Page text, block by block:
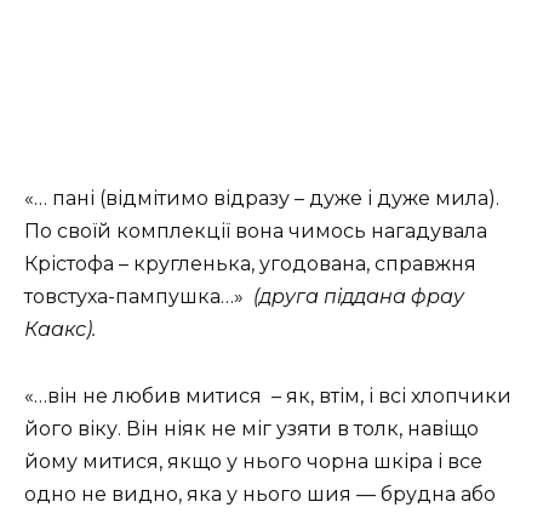
«… пані (відмітимо відразу – дуже і дуже мила).
По своїй комплекції вона чимось нагадувала
Крістофа – кругленька, угодована, справжня
товстуха-пампушка…» (друга піддана фрау
Каакс).
«…він не любив митися – як, втім, і всі хлопчики
його віку. Він ніяк не міг узяти в толк, навіщо
йому митися, якщо у нього чорна шкіра і все
одно не видно, яка у нього шия — брудна або